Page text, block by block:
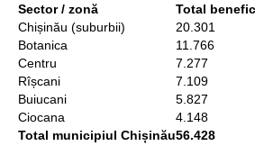
Sector / zonă
Total
Chișinău (suburbii)
20.301
Botanica
11.766
Centru
7.277
Rîșcani
7.109
Buiucani
5.827
Ciocana
4.148
Total municipiul Chișinău56.428